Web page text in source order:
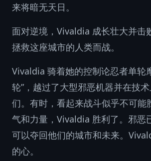
来将暗无天日。
面对逆境，Vivaldia 成长壮大并击
拯救这座城市的人类而战。
Vivaldia 骑着她的控制论忍者单轮
轮”，越过了大型邪恶机器并在技
们。有时，看起来战斗似乎不可能
气和力量，Vivaldia 胜利了。邪恶
可以夺回他们的城市和未来。
的心。